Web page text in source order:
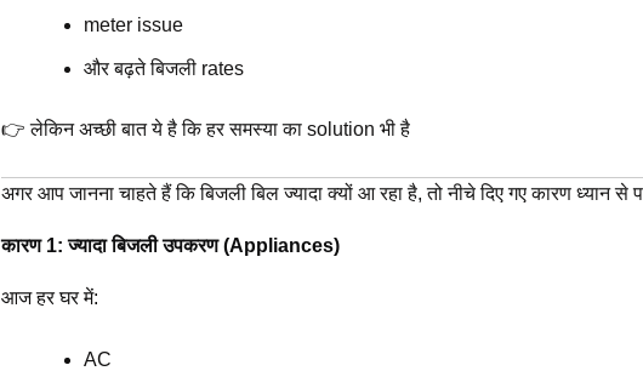
meter issue
और बढ़ते बिजली rates
👉 लेकिन अच्छी बात ये है कि हर समस्या का solution भी है
अगर आप जानना चाहते हैं कि बिजली बिल ज्यादा क्यों आ रहा है, तो नीचे दिए गए कारण ध्यान से
कारण 1: ज्यादा बिजली उपकरण (Appliances)
आज हर घर में:
AC